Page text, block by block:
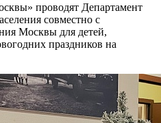
проводят Департамент
совместно с
Москвы для детей,
праздников на